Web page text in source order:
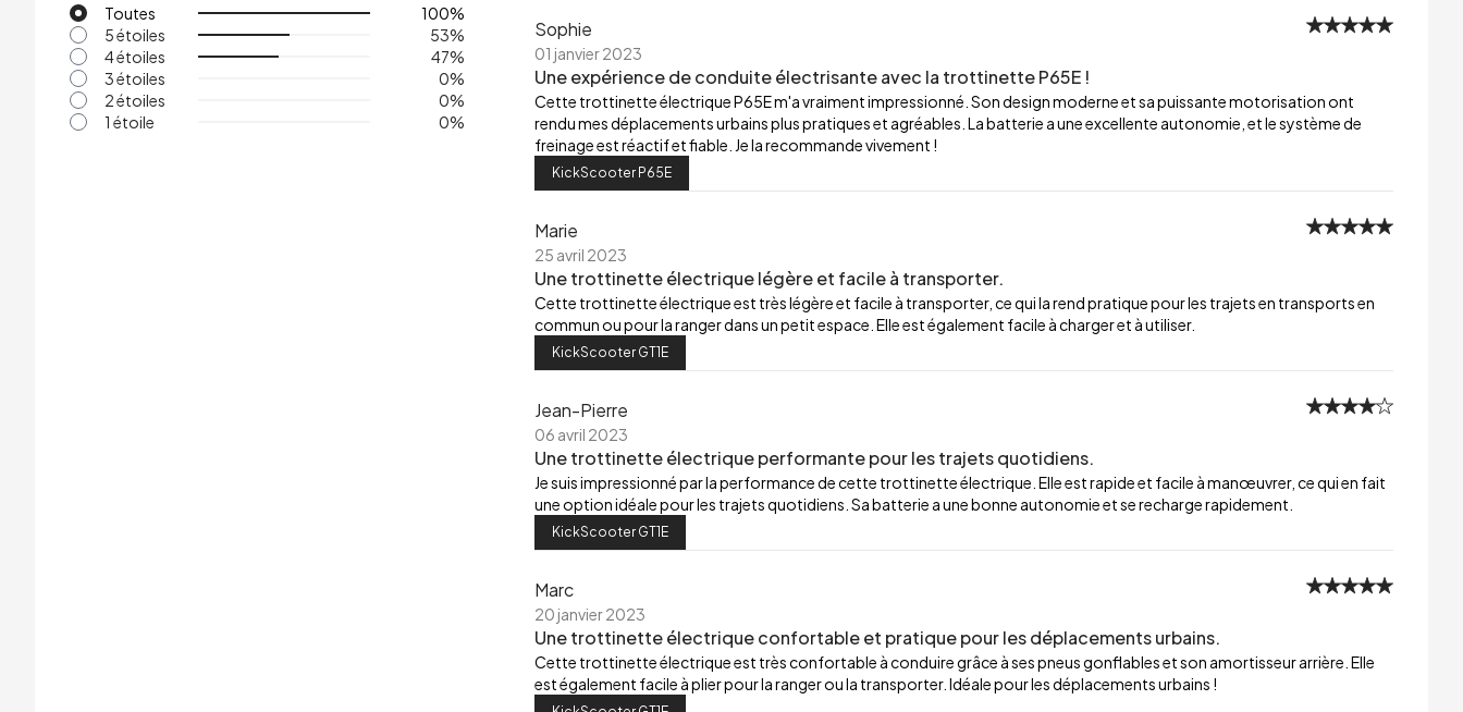
Toutes
100%
5 étoiles
53%
4 étoiles
47%
3 étoiles
0%
2 étoiles
0%
1 étoile
0%
Sophie
01 janvier 2023
Une expérience de conduite électrisante avec la trottinette P65E !
Cette trottinette électrique P65E m'a vraiment impressionné. Son design moderne et sa puissante motorisation ont
rendu mes déplacements urbains plus pratiques et agréables. La batterie a une excellente autonomie, et le système de
freinage est réactif et fiable. Je la recommande vivement !
KickScooter P65E
Marie
25 avril 2023
Une trottinette électrique légère et facile à transporter.
Cette trottinette électrique est très légère et facile à transporter, ce qui la rend pratique pour les trajets en transports en
commun ou pour la ranger dans un petit espace. Elle est également facile à charger et à utiliser.
KickScooter GT1E
Jean-Pierre
06 avril 2023
Une trottinette électrique performante pour les trajets quotidiens.
Je suis impressionné par la performance de cette trottinette électrique. Elle est rapide et facile à manœuvrer, ce qui en fait
une option idéale pour les trajets quotidiens. Sa batterie a une bonne autonomie et se recharge rapidement.
KickScooter GT1E
Marc
20 janvier 2023
Une trottinette électrique confortable et pratique pour les déplacements urbains.
Cette trottinette électrique est très confortable à conduire grâce à ses pneus gonflables et son amortisseur arrière. Elle
est également facile à plier pour la ranger ou la transporter. Idéale pour les déplacements urbains !